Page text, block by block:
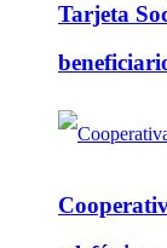
Tarjeta